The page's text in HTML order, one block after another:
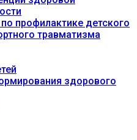
профилактике детского
травматизма
здорового